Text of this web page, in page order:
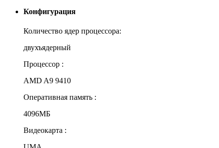
Конфигурация
Количество ядер процессора:
двухъядерный
Процессор :
AMD A9 9410
Оперативная память :
4096МБ
Видеокарта :